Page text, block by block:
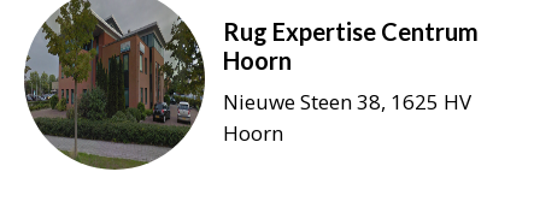
Rug Expertise Centrum
Hoorn
Nieuwe Steen 38, 1625 HV
Hoorn